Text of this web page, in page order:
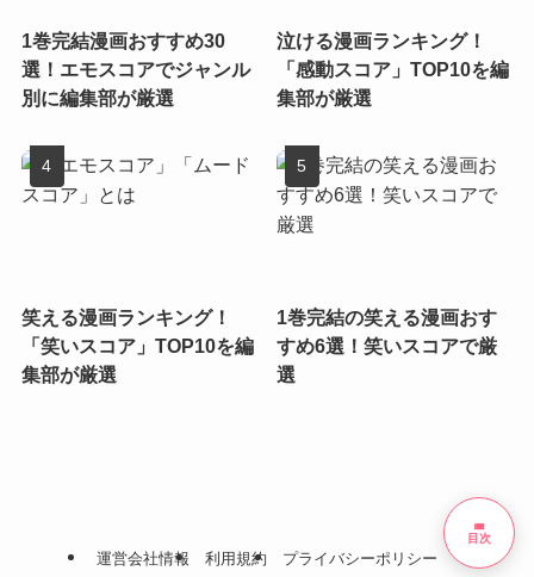
1巻完結漫画おすすめ30
選！エモスコアでジャンル
別に編集部が厳選
泣ける漫画ランキング！
「感動スコア」TOP10を編
集部が厳選
笑える漫画ランキング！
「笑いスコア」TOP10を編
集部が厳選
1巻完結の笑える漫画おす
すめ6選！笑いスコアで厳
選
運営会社情報 利用規約 プライバシーポリシー
list
目次